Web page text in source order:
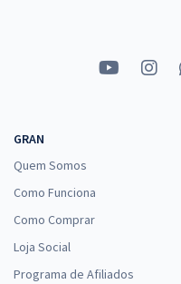
GRAN
Quem Somos
Como Funciona
Como Comprar
Loja Social
Programa de Afiliados